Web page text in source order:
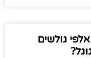
גולשים